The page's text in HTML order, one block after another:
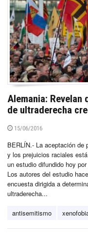
Alemania: Revelan
de ultraderecha
15/06/2016
BERLÍN.- La aceptación de
y los prejuicios raciales
un estudio difundido hoy
Los autores del estudio
encuesta dirigida a
ultraderecha...
antisemitismo